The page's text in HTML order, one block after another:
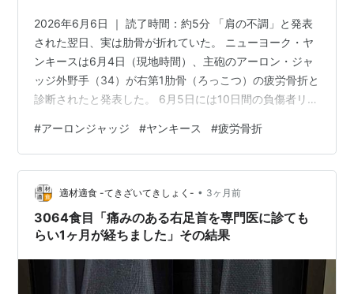
2026年6月6日 ｜ 読了時間：約5分 「肩の不調」と発表
された翌日、実は肋骨が折れていた。 ニューヨーク・ヤ
ンキースは6月4日（現地時間）、主砲のアーロン・ジャ
ッジ外野手（34）が右第1肋骨（ろっこつ）の疲労骨折と
診断されたと発表した。 6月5日には10日間の負傷者リス
ぜ最初の発表が『肩の不調』だったのか」「5月のスラン
プは怪我のせいだったのか」という疑問は、単なる続報
では見えてこない。 この記事でわかること 4〜6週の離
脱、でも今季復帰は見込みあり 「肩の不調」が肋骨骨折
だった医学的な理由 5月の不振は「スランプ」じゃなか
った？ 20…
#アーロンジャッジ #ヤンキース #疲労骨折
適材適食 -てきざいてきしょく- • 3ヶ月前
3064食目「痛みのある右足首を専門医に診ても
らい1ヶ月が経ちました」その結果